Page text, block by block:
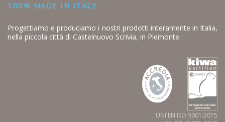
100% MADE IN ITALY
Progettiamo e produciamo i nostri prodotti interamente in Italia,
nella piccola città di Castelnuovo Scrivia, in Piemonte.
UNI EN ISO 9001:2015